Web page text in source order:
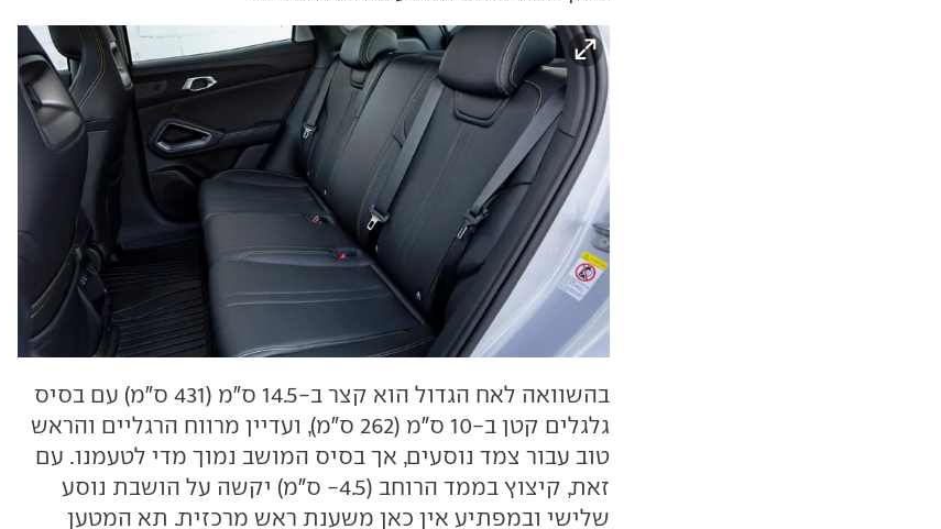
בהשוואה לאח הגדול הוא קצר ב-14.5 ס"מ (431 ס"מ) עם בסיס
גלגלים קטן ב-10 ס"מ (262 ס"מ), ועדיין מרווח הרגליים והראש
טוב עבור צמד נוסעים, אך בסיס המושב נמוך מדי לטעמנו. עם
זאת, קיצוץ בממד הרוחב (4.5- ס"מ) יקשה על הושבת נוסע
שלישי ובמפתיע אין כאן משענת ראש מרכזית. תא המטען